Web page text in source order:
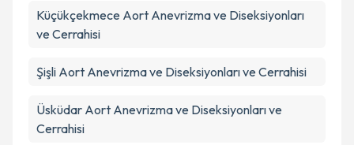
Küçükçekmece Aort Anevrizma ve Diseksiyonları
ve Cerrahisi
Şişli Aort Anevrizma ve Diseksiyonları ve Cerrahisi
Üsküdar Aort Anevrizma ve Diseksiyonları ve
Cerrahisi